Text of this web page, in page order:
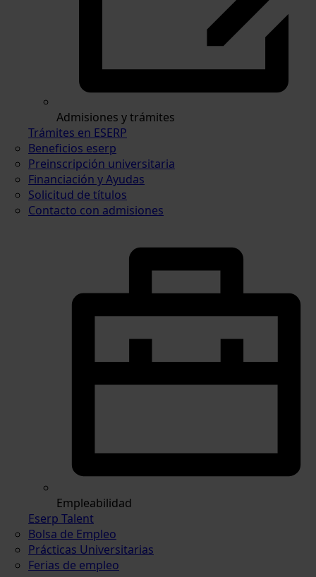
Admisiones y trámites
Trámites en ESERP
Beneficios eserp
Preinscripción universitaria
Financiación y Ayudas
Solicitud de títulos
Contacto con admisiones
Empleabilidad
Eserp Talent
Bolsa de Empleo
Prácticas Universitarias
Ferias de empleo